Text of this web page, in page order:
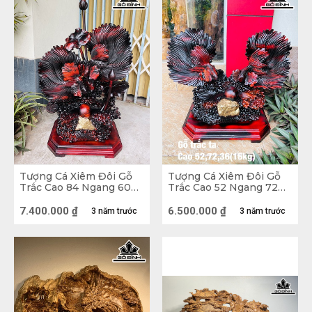
còn gọi là nghề đánh bắt cá vùng ven biển.
Tượng Cá Chép Mẫu Tử Gỗ Cẩm
Một số tượng Cá thường gặp và ý nghĩa
phong thủy
Tượng Cá Xiêm Đôi Gỗ
Trắc Cao 84 Ngang 60
3 năm trước
7.400.000 ₫
Tượng Cá Xiêm Đôi Gỗ
Trắc Cao 52 Ngang 72
3 năm trước
6.500.000 ₫